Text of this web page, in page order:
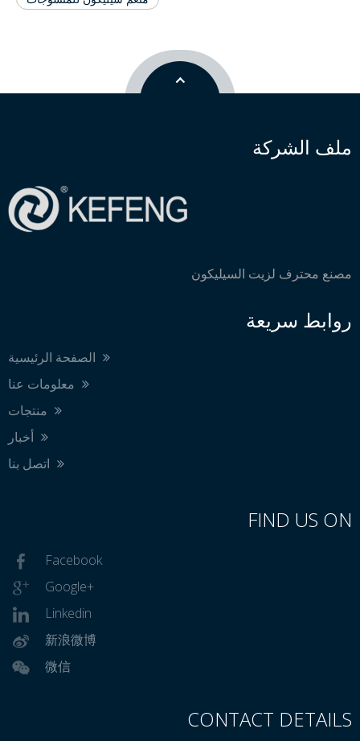
ملف الشركة
مصنع محترف لزيت السيليكون
روابط سريعة
FIND US ON
Facebook
Google+
Linkedin
新浪微博
微信
CONTACT DETAILS